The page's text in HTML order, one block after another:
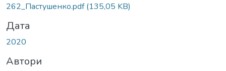
262_Пастушенко.pdf(135,05 KB)
Дата
2020
Автори